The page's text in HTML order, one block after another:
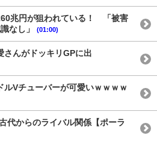
兆円が狙われている！ 「被害
なし」
(01:00)
さんがドッキリGPに出
ルVチューバーが可愛いｗｗｗｗ
代からのライバル関係【ポーラ